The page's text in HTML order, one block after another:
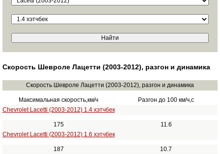
Скорость Шевроле Лацетти (2003-2012), разгон и динамика
Скорость Шевроле Лацетти (2003-2012), разгон и динамика
Максимальная скорость,км/ч
Разгон до 100 км/ч,с
Chevrolet Lacetti (2003-2012) 1.4 хэтчбек
175
11.6
Chevrolet Lacetti (2003-2012) 1.6 хэтчбек
187
10.7